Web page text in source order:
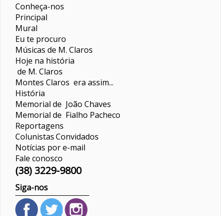
Conheça-nos
Principal
Mural
Eu te procuro
Músicas de M. Claros
Hoje na história
de M. Claros
Montes Claros era assim...
História
Memorial de João Chaves
Memorial de Fialho Pacheco
Reportagens
ColunistasConvidados
Notícias por e-mail
Fale conosco
(38) 3229-9800
Siga-nos